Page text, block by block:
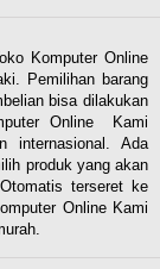
Komputer Online
Pemilihan barang
bisa dilakukan
Online Kami
internasional. Ada
produk yang akan
terseret ke
Online Kami